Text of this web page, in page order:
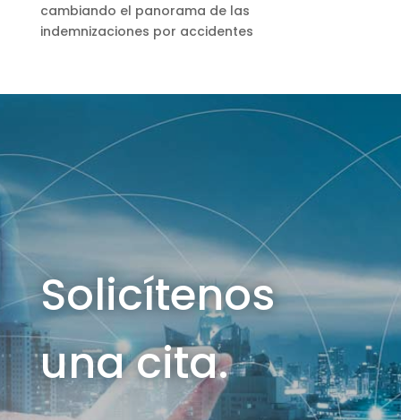
cambiando el panorama de las
indemnizaciones por accidentes
Solicítenos
una cita.